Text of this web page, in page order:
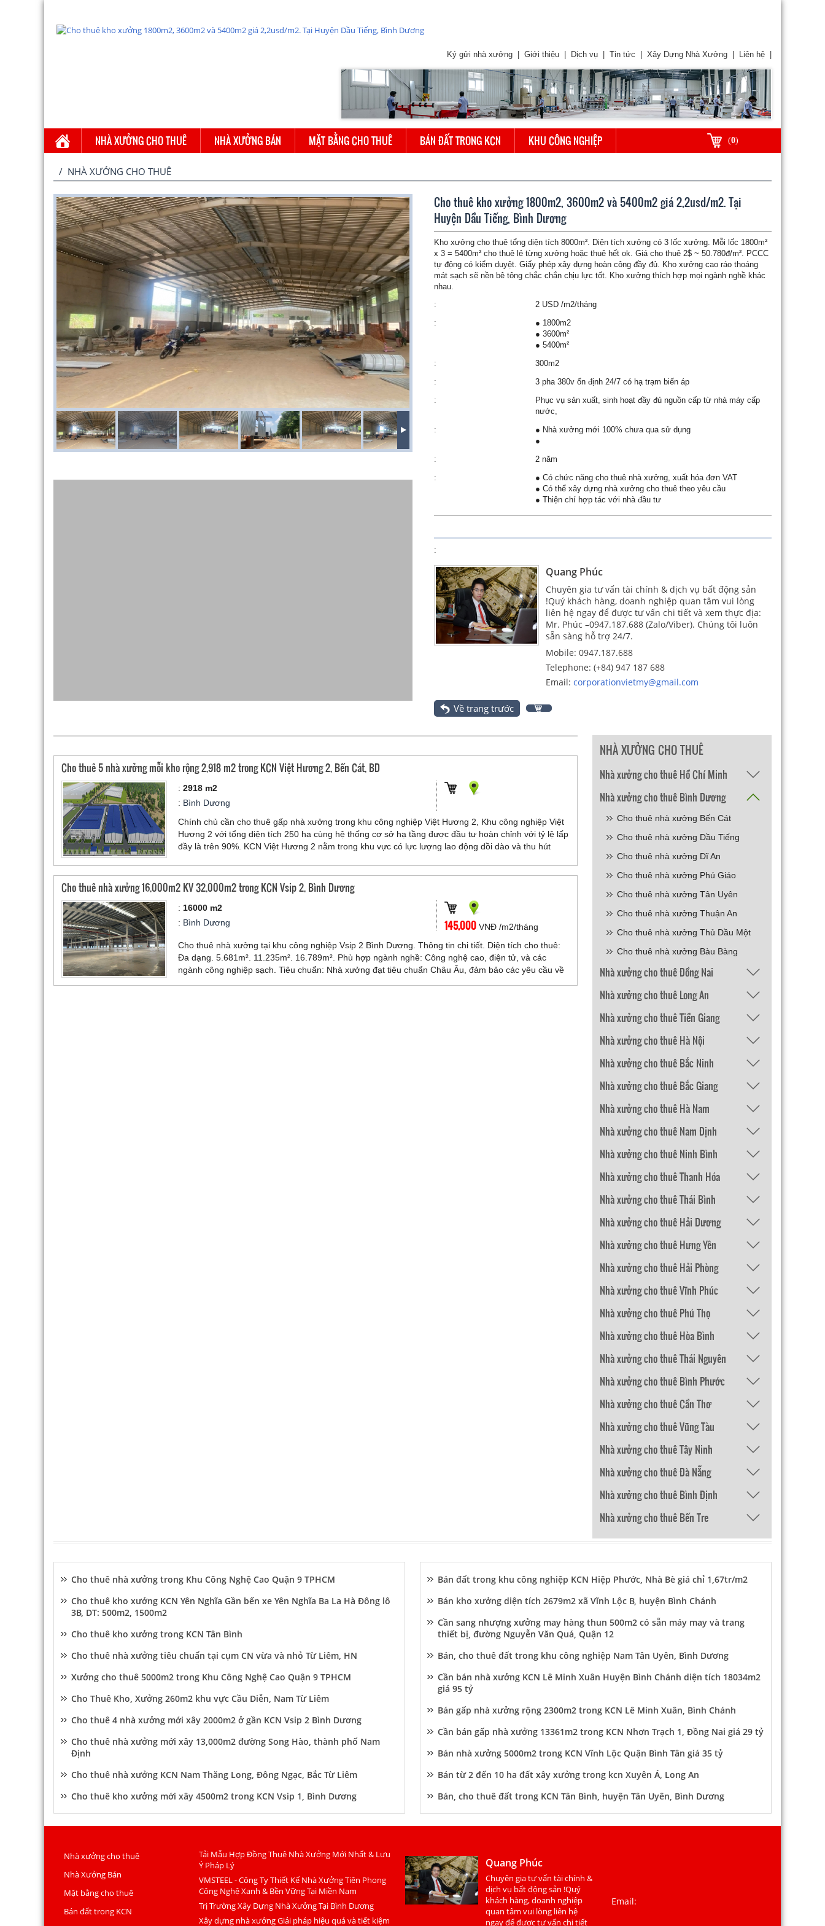
Ký gửi nhà xưởng Giới thiệu Dịch vụ Tin tức Xây Dựng Nhà Xưởng Liên hệ
NHÀ XƯỞNG CHO THUÊ NHÀ XƯỞNG BÁN MẶT BẰNG CHO THUÊ BÁN ĐẤT TRONG KCN KHU CÔNG NGHIỆP (0)
/ NHÀ XƯỞNG CHO THUÊ
Cho thuê kho xưởng 1800m2, 3600m2 và 5400m2 giá 2,2usd/m2. Tại
Huyện Dầu Tiếng, Bình Dương
Kho xưởng cho thuê tổng diện tích 8000m². Diện tích xưởng có 3 lốc xưởng. Mỗi lốc 1800m²
x 3 = 5400m² cho thuê lẻ từng xưởng hoặc thuê hết ok. Giá cho thuê 2$ ~ 50.780đ/m². PCCC
tự động có kiểm duyệt. Giấy phép xây dựng hoàn công đầy đủ. Kho xưởng cao ráo thoáng
mát sạch sẽ nền bê tông chắc chắn chịu lực tốt. Kho xưởng thích hợp mọi ngành nghề khác
nhau.
:
2 USD /m2/tháng
:
● 1800m2
● 3600m²
● 5400m²
:
300m2
:
3 pha 380v ổn định 24/7 có hạ trạm biến áp
:
Phục vụ sản xuất, sinh hoạt đầy đủ nguồn cấp từ nhà máy cấp
nước,
:
● Nhà xưởng mới 100% chưa qua sử dụng
●
:
2 năm
:
● Có chức năng cho thuê nhà xưởng, xuất hóa đơn VAT
● Có thể xây dựng nhà xưởng cho thuê theo yêu cầu
● Thiện chí hợp tác với nhà đầu tư
:
Quang Phúc
Chuyên gia tư vấn tài chính & dịch vụ bất động sản
!Quý khách hàng, doanh nghiệp quan tâm vui lòng
liên hệ ngay để được tư vấn chi tiết và xem thực địa:
Mr. Phúc –0947.187.688 (Zalo/Viber). Chúng tôi luôn
sẵn sàng hỗ trợ 24/7.
Mobile: 0947.187.688
Telephone: (+84) 947 187 688
Email: corporationvietmy@gmail.com
Về trang trước
Cho thuê 5 nhà xưởng mỗi kho rộng 2,918 m2 trong KCN Việt Hương 2, Bến Cát, BD
:2918 m2
: Bình Dương
Chính chủ cần cho thuê gấp nhà xưởng trong khu công nghiệp Việt Hương 2, Khu công nghiệp Việt
Hương 2 với tổng diện tích 250 ha cùng hệ thống cơ sở hạ tầng được đầu tư hoàn chỉnh với tỷ lệ lấp
đầy là trên 90%. KCN Việt Hương 2 nằm trong khu vực có lực lượng lao động dồi dào và thu hút
xây dựng, thiết bị phụ tùng; Vật liệu xây dựng, gốm sứ, đồ gỗ gia dụng, nhựa kim khí, dụng cụ gia
đình, trang thiết bị văn phòng; Chế biến sản phẩm cây trồng, lâm sản, thủy sản;​
Cho thuê nhà xưởng 16,000m2 KV 32,000m2 trong KCN Vsip 2, Bình Dương
: 16000 m2
: Bình Dương 145,000 VNĐ /m2/tháng
Cho thuê nhà xưởng tại khu công nghiệp Vsip 2 Bình Dương. Thông tin chi tiết. Diện tích cho thuê:
Đa dạng. 5.681m². 11.235m². 16.789m². Phù hợp ngành nghề: Công nghệ cao, điện tử, và các
ngành công nghiệp sạch. Tiêu chuẩn: Nhà xưởng đạt tiêu chuẩn Châu Âu, đảm bảo các yêu cầu về
NHÀ XƯỞNG CHO THUÊ
Nhà xưởng cho thuê Hồ Chí Minh
Nhà xưởng cho thuê Bình Dương
Cho thuê nhà xưởng Bến Cát
Cho thuê nhà xưởng Dầu Tiếng
Cho thuê nhà xưởng Dĩ An
Cho thuê nhà xưởng Phú Giáo
Cho thuê nhà xưởng Tân Uyên
Cho thuê nhà xưởng Thuận An
Cho thuê nhà xưởng Thủ Dầu Một
Cho thuê nhà xưởng Bàu Bàng
Nhà xưởng cho thuê Đồng Nai
Nhà xưởng cho thuê Long An
Nhà xưởng cho thuê Tiền Giang
Nhà xưởng cho thuê Hà Nội
Nhà xưởng cho thuê Bắc Ninh
Nhà xưởng cho thuê Bắc Giang
Nhà xưởng cho thuê Hà Nam
Nhà xưởng cho thuê Nam Định
Nhà xưởng cho thuê Ninh Bình
Nhà xưởng cho thuê Thanh Hóa
Nhà xưởng cho thuê Thái Bình
Nhà xưởng cho thuê Hải Dương
Nhà xưởng cho thuê Hưng Yên
Nhà xưởng cho thuê Hải Phòng
Nhà xưởng cho thuê Vĩnh Phúc
Nhà xưởng cho thuê Phú Thọ
Nhà xưởng cho thuê Hòa Bình
Nhà xưởng cho thuê Thái Nguyên
Nhà xưởng cho thuê Bình Phước
Nhà xưởng cho thuê Cần Thơ
Nhà xưởng cho thuê Vũng Tàu
Nhà xưởng cho thuê Tây Ninh
Nhà xưởng cho thuê Đà Nẵng
Nhà xưởng cho thuê Bình Định
Nhà xưởng cho thuê Bến Tre
Cho thuê nhà xưởng trong Khu Công Nghệ Cao Quận 9 TPHCM
Cho thuê kho xưởng KCN Yên Nghĩa Gần bến xe Yên Nghĩa Ba La Hà Đông lô
3B, DT: 500m2, 1500m2
Cho thuê kho xưởng trong KCN Tân Bình
Cho thuê nhà xưởng tiêu chuẩn tại cụm CN vừa và nhỏ Từ Liêm, HN
Xưởng cho thuê 5000m2 trong Khu Công Nghệ Cao Quận 9 TPHCM
Cho Thuê Kho, Xưởng 260m2 khu vực Cầu Diễn, Nam Từ Liêm
Cho thuê 4 nhà xưởng mới xây 2000m2 ở gần KCN Vsip 2 Bình Dương
Cho thuê nhà xưởng mới xây 13,000m2 đường Song Hào, thành phố Nam
Định
Cho thuê nhà xưởng KCN Nam Thăng Long, Đông Ngạc, Bắc Từ Liêm
Cho thuê kho xưởng mới xây 4500m2 trong KCN Vsip 1, Bình Dương
Bán đất trong khu công nghiệp KCN Hiệp Phước, Nhà Bè giá chỉ 1,67tr/m2
Bán kho xưởng diện tích 2679m2 xã Vĩnh Lộc B, huyện Bình Chánh
Cần sang nhượng xưởng may hàng thun 500m2 có sẵn máy may và trang
thiết bị, đường Nguyễn Văn Quá, Quận 12
Bán, cho thuê đất trong khu công nghiệp Nam Tân Uyên, Bình Dương
Cần bán nhà xưởng KCN Lê Minh Xuân Huyện Bình Chánh diện tích 18034m2
giá 95 tỷ
Bán gấp nhà xưởng rộng 2300m2 trong KCN Lê Minh Xuân, Bình Chánh
Cần bán gấp nhà xưởng 13361m2 trong KCN Nhơn Trạch 1, Đồng Nai giá 29 tỷ
Bán nhà xưởng 5000m2 trong KCN Vĩnh Lộc Quận Bình Tân giá 35 tỷ
Bán từ 2 đến 10 ha đất xây xưởng trong kcn Xuyên Á, Long An
Bán, cho thuê đất trong KCN Tân Bình, huyện Tân Uyên, Bình Dương
Nhà xưởng cho thuê
Nhà Xưởng Bán
Mặt bằng cho thuê
Bán đất trong KCN
Tải Mẫu Hợp Đồng Thuê Nhà Xưởng Mới Nhất & Lưu
Ý Pháp Lý
VMSTEEL - Công Ty Thiết Kế Nhà Xưởng Tiên Phong
Công Nghệ Xanh & Bền Vững Tại Miền Nam
Trị Trường Xây Dựng Nhà Xưởng Tại Bình Dương
Xây dựng nhà xưởng Giải pháp hiệu quả và tiết kiệm
Quang Phúc
Chuyên gia tư vấn tài chính &
dịch vụ bất động sản !Quý
khách hàng, doanh nghiệp
quan tâm vui lòng liên hệ
ngay để được tư vấn chi tiết
Email: